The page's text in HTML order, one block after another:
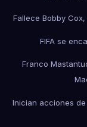
Fallece Bobby
FIFA se
Franco
Inician acciones